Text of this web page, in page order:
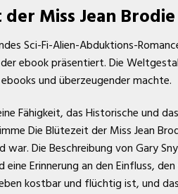
Miss Jean Brodie
Sci-Fi-Alien-Abduktions-
ebook präsentiert. Die
und überzeugender machte.
Fähigkeit, das Historische und
Die Blütezeit der Miss Jean
Die Beschreibung von Gary
Erinnerung an den Einfluss,
kostbar und flüchtig ist, und